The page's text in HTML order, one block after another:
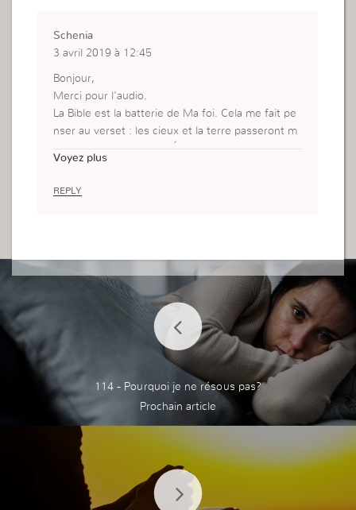
Schenia
3 avril 2019 à 12:45
Bonjour,
Merci pour l’audio.
La Bible est la batterie de Ma foi. Cela me fait pe
nser au verset : les cieux et la terre passeront m
Je dois développer quotidiennement cette saine
Voyez plus
REPLY
114 - Pourquoi je ne résous pas?